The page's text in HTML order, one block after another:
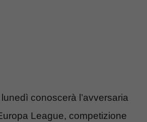
conoscerà l’avversaria
League, competizione